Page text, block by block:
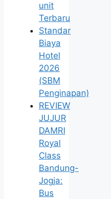
unit
Terbaru
Standar
Biaya
Hotel
2026
(SBM
Penginapan)
REVIEW
JUJUR
DAMRI
Royal
Class
Bandung-
Jogja:
Bus